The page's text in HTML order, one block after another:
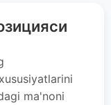
ma'noni